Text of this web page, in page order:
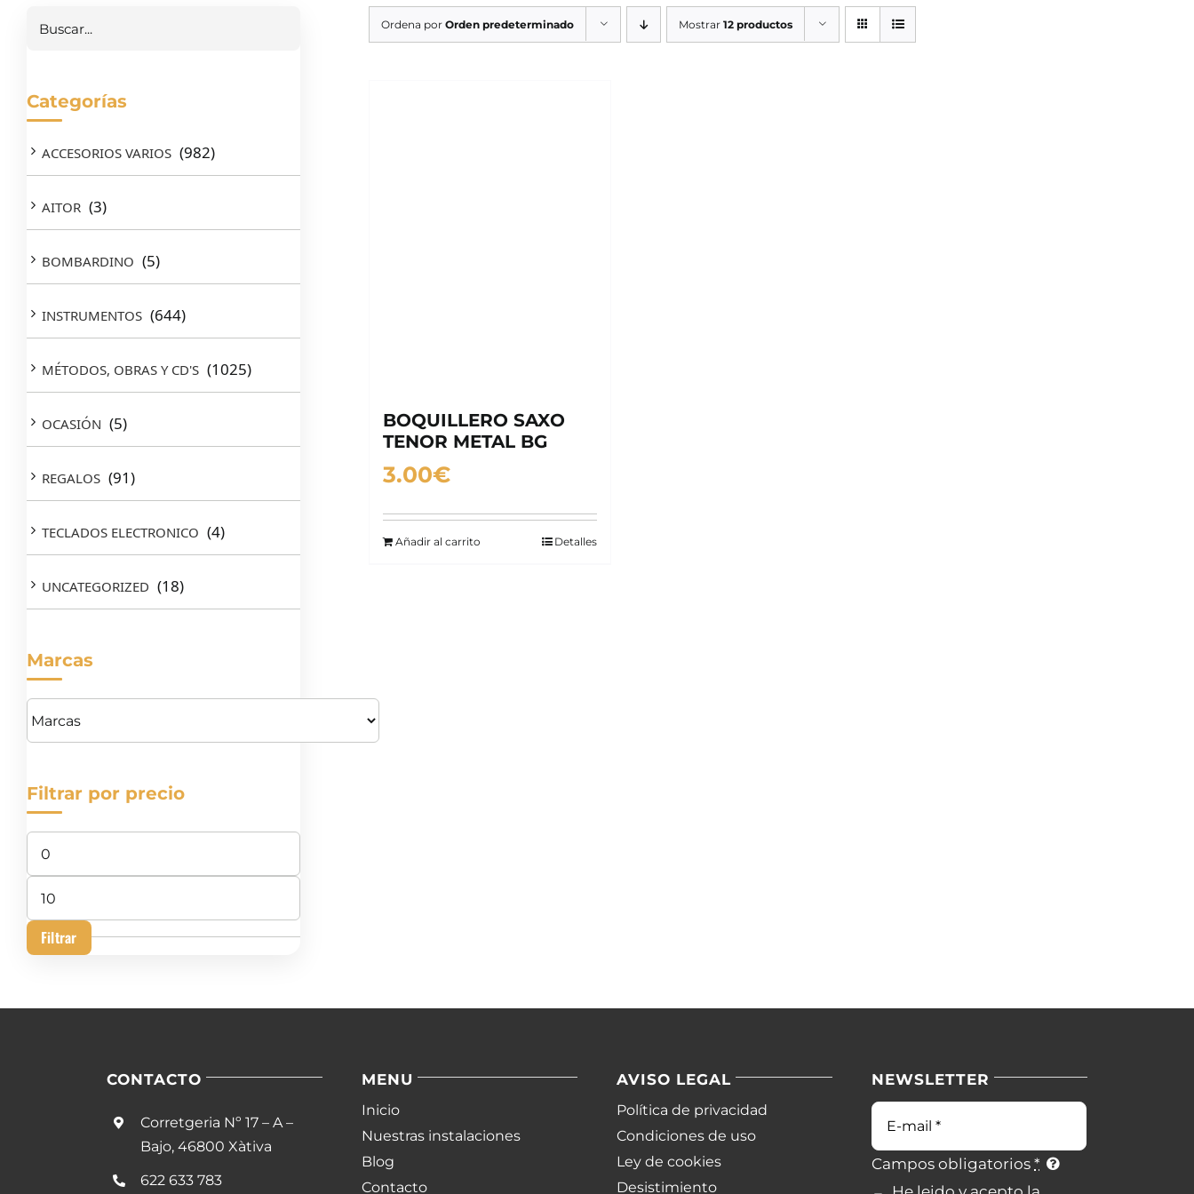
Ordena porOrden predeterminado Mostrar12 productos
BOQUILLERO SAXO
TENOR METAL BG
3.00€
Añadir al carrito Detalles
Categorías
ACCESORIOS VARIOS (982)
AITOR (3)
BOMBARDINO (5)
INSTRUMENTOS (644)
MÉTODOS, OBRAS Y CD'S (1025)
OCASIÓN (5)
REGALOS (91)
TECLADOS ELECTRONICO (4)
UNCATEGORIZED (18)
Marcas
Filtrar por precio
Precio
mínimo
Precio
máximo
Filtrar
CONTACTO
Corretgeria Nº 17 – A –
Bajo, 46800 Xàtiva
622 633 783
MENU
Inicio
Nuestras instalaciones
Blog
Contacto
AVISO LEGAL
Política de privacidad
Condiciones de uso
Ley de cookies
Desistimiento
NEWSLETTER
Campos obligatorios*